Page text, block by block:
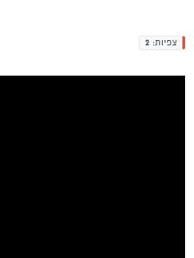
צפיות: 2